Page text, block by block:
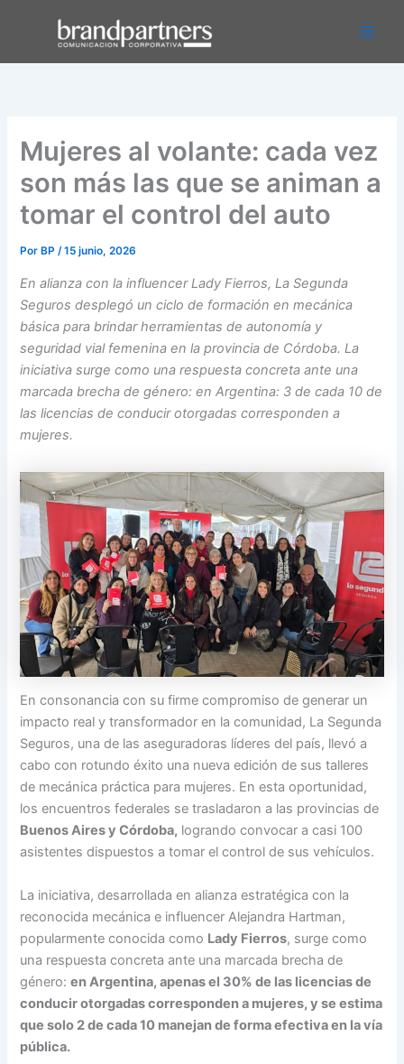
contenido
Mujeres al volante: cada vez
son más las que se animan a
tomar el control del auto
Por BP/15 junio, 2026
En alianza con la influencer Lady Fierros, La Segunda
Seguros desplegó un ciclo de formación en mecánica
básica para brindar herramientas de autonomía y
seguridad vial femenina en la provincia de Córdoba. La
iniciativa surge como una respuesta concreta ante una
marcada brecha de género: en Argentina: 3 de cada 10 de
las licencias de conducir otorgadas corresponden a
mujeres.
En consonancia con su firme compromiso de generar un
impacto real y transformador en la comunidad, La Segunda
Seguros, una de las aseguradoras líderes del país, llevó a
cabo con rotundo éxito una nueva edición de sus talleres
de mecánica práctica para mujeres. En esta oportunidad,
los encuentros federales se trasladaron a las provincias de
Buenos Aires y Córdoba, logrando convocar a casi 100
asistentes dispuestos a tomar el control de sus vehículos.
La iniciativa, desarrollada en alianza estratégica con la
reconocida mecánica e influencer Alejandra Hartman,
popularmente conocida como Lady Fierros, surge como
una respuesta concreta ante una marcada brecha de
género:en Argentina, apenas el 30% de las licencias de
conducir otorgadas corresponden a mujeres, y se estima
que solo 2 de cada 10 manejan de forma efectiva en la vía
pública.